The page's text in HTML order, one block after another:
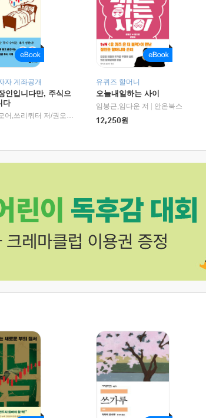
자 계좌공개
인입니다만, 주식으
다
서정,제시모어,쓰리쿼터 저/권오태,시그널리포트 편
유퀴즈 할머니
오늘내일하는 사이
임봉근,임다운 저
안온북스
12,250원